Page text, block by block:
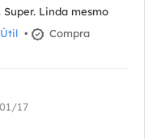
Linda mesmo
Útil •
Compra
17